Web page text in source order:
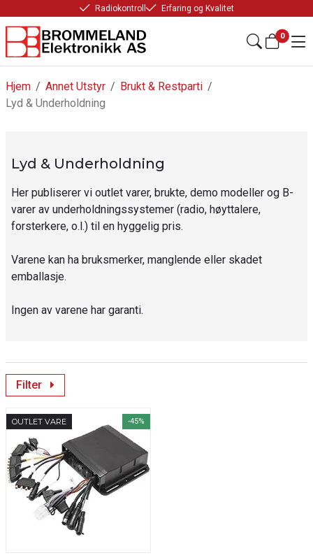
Radiokontroll Erfaring og Kvalitet
0
/
Hjem /
Annet Utstyr /
Brukt & Restparti
Lyd & Underholdning
Lyd & Underholdning
Her publiserer vi outlet varer, brukte, demo modeller og B-
varer av underholdningssystemer (radio, høyttalere,
forsterkere, o.l.) til en hyggelig pris.
Varene kan ha bruksmerker, manglende eller skadet
emballasje.
Ingen av varene har garanti.
Filter
OUTLET VARE -45%